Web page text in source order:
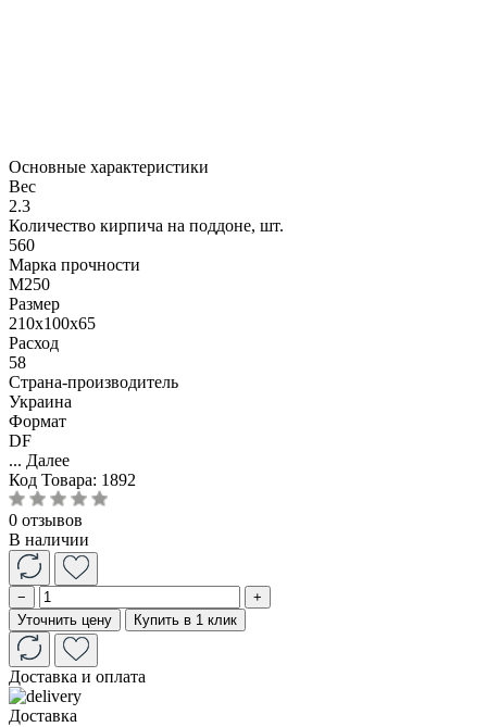
Основные характеристики
Вес
2.3
Количество кирпича на поддоне, шт.
560
Марка прочности
М250
Размер
210x100x65
Расход
58
Страна-производитель
Украина
Формат
DF
... Далее
Код Товара: 1892
0 отзывов
В наличии
−
+
Уточнить цену
Купить в 1 клик
Доставка и оплата
Доставка